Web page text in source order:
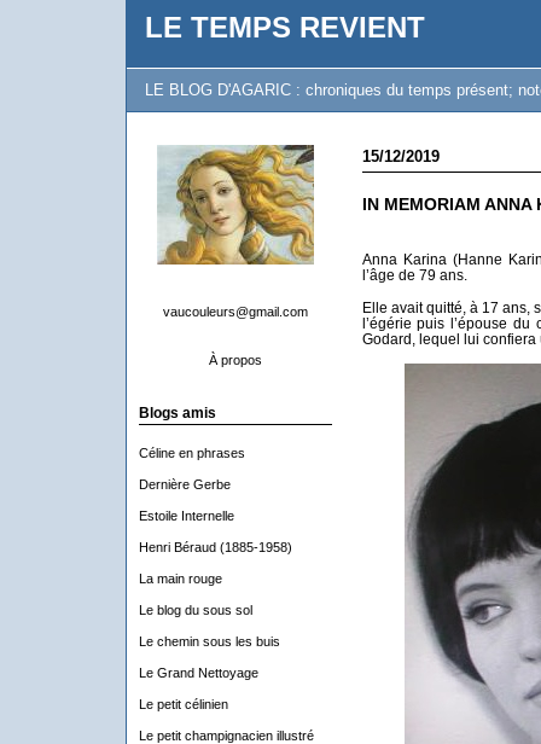
LE TEMPS REVIENT
LE BLOG D'AGARIC : chroniques du temps présent;
vaucouleurs@gmail.com
À propos
Blogs amis
Céline en phrases
Dernière Gerbe
Estoile Internelle
Henri Béraud (1885-1958)
La main rouge
Le blog du sous sol
Le chemin sous les buis
Le Grand Nettoyage
Le petit célinien
Le petit champignacien illustré
15/12/2019
IN MEMORIAM ANNA
Anna Karina (Hanne
l’âge de 79 ans.
Elle avait quitté, à 17 ans,
l’égérie puis l’épouse
Godard, lequel lui confiera